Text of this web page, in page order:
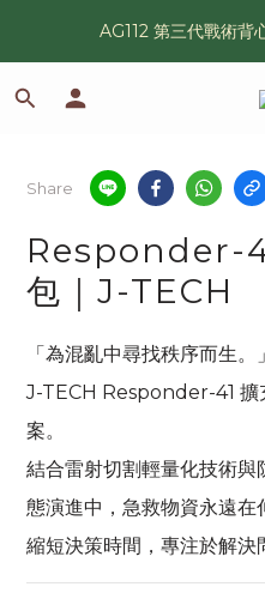
漢光42 傲骨紀念臂
AG112 第三代戰術背
鯊魚鰭圓邊帽｜高透
Share
Responder-
包｜J-TECH
「為混亂中尋找秩序而生。
J-TECH Responder-41 擴
案。
結合雷射切割輕量化技術
態演進中，急救物資永遠在
縮短決策時間，專注於解決